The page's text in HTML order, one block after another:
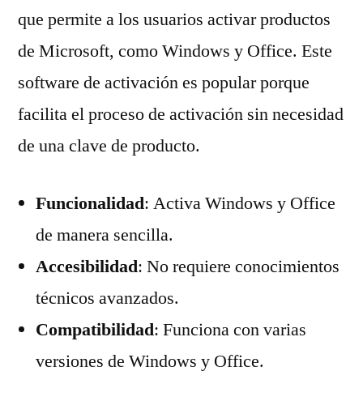
que permite a los usuarios activar productos
de Microsoft, como Windows y Office. Este
software de activación es popular porque
facilita el proceso de activación sin necesidad
de una clave de producto.
Funcionalidad: Activa Windows y Office
de manera sencilla.
Accesibilidad: No requiere conocimientos
técnicos avanzados.
Compatibilidad: Funciona con varias
versiones de Windows y Office.